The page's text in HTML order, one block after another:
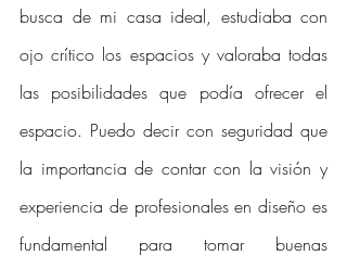
busca de mi casa ideal, estudiaba con
ojo crítico los espacios y valoraba todas
las posibilidades que podía ofrecer el
espacio. Puedo decir con seguridad que
la importancia de contar con la visión y
experiencia de profesionales en diseño es
fundamental para tomar buenas